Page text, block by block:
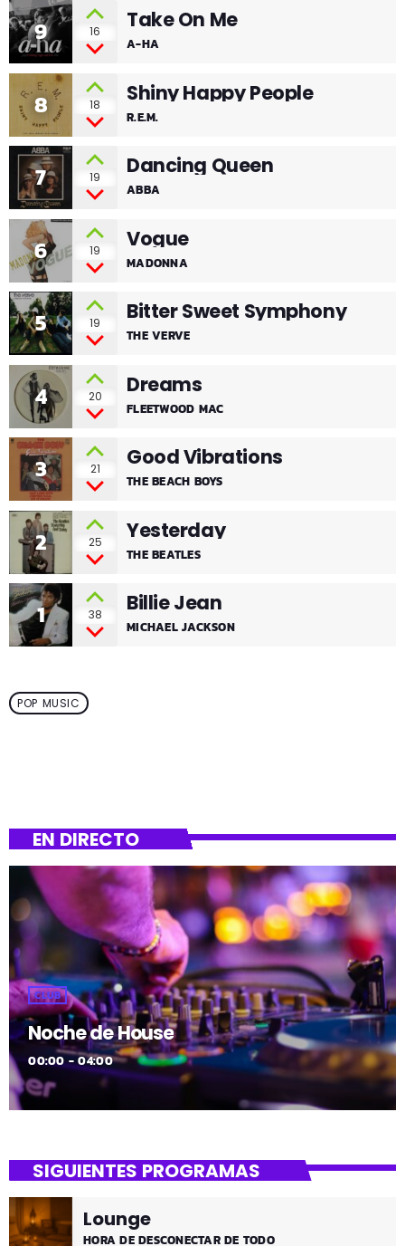
1 38 Billie Jean
MICHAEL JACKSON
2 25 Yesterday
THE BEATLES
3 21 Good Vibrations
THE BEACH BOYS
4 20 Dreams
FLEETWOOD MAC
5 19 Bitter Sweet Symphony
THE VERVE
6 19 Vogue
MADONNA
7 19 Dancing Queen
ABBA
8 18 Shiny Happy People
R.E.M.
9 16 Take On Me
A-HA
POP MUSIC
EN DIRECTO
CLUB
Noche de House
00:00 - 04:00
SIGUIENTES PROGRAMAS
Lounge
HORA DE DESCONECTAR DE TODO